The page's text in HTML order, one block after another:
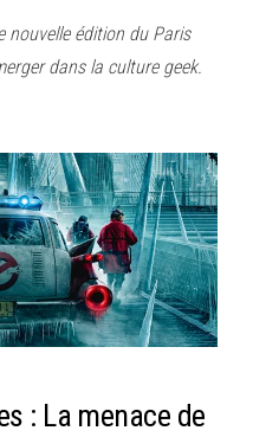
nouvelle édition du Paris
dans la culture geek.
: La menace de